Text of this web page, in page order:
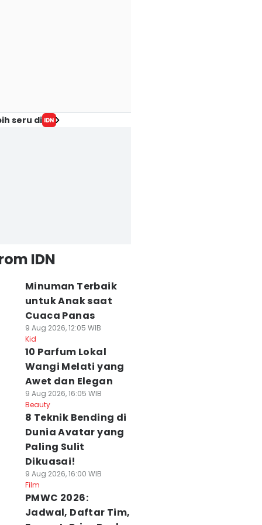
seru di
IDN
Minuman Terbaik
untuk Anak saat
Cuaca Panas
9 Aug 2026, 12:05 WIB
Kid
10 Parfum Lokal
Wangi Melati yang
Awet dan Elegan
9 Aug 2026, 16:05 WIB
Beauty
8 Teknik Bending di
Dunia Avatar yang
Paling Sulit
Dikuasai!
9 Aug 2026, 16:00 WIB
Film
PMWC 2026:
Jadwal, Daftar Tim,